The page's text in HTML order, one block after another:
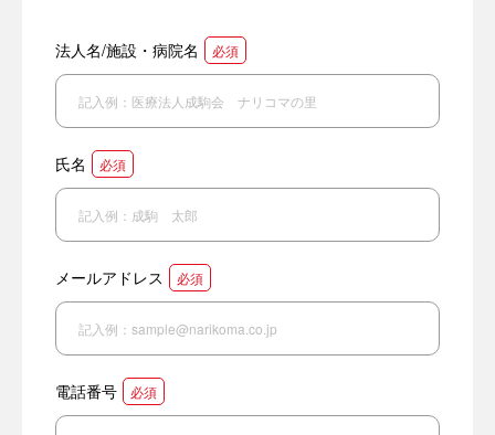
法人名/施設・病院名 必須
氏名 必須
メールアドレス 必須
電話番号 必須